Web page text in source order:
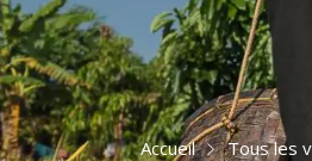
Accueil Tous les